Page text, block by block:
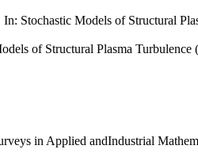
Stochastic Models of Structural
of Structural Plasma
in Applied andIndustrial